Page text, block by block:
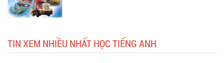
TIN XEM NHIỀU NHẤT HỌC TIẾNG ANH